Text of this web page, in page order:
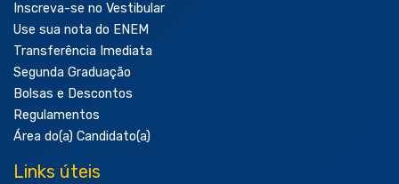
Inscreva-se no Vestibular
Use sua nota do ENEM
Transferência Imediata
Segunda Graduação
Bolsas e Descontos
Regulamentos
Área do(a) Candidato(a)
Links úteis